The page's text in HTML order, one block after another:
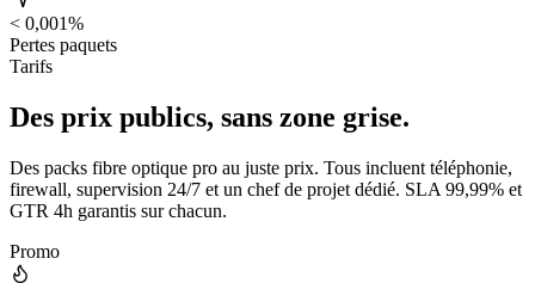
< 0,001%
Pertes paquets
Tarifs
Des prix publics, sans zone grise.
Des packs fibre optique pro au juste prix. Tous incluent téléphonie,
firewall, supervision 24/7 et un chef de projet dédié. SLA 99,99% et
GTR 4h garantis sur chacun.
Promo